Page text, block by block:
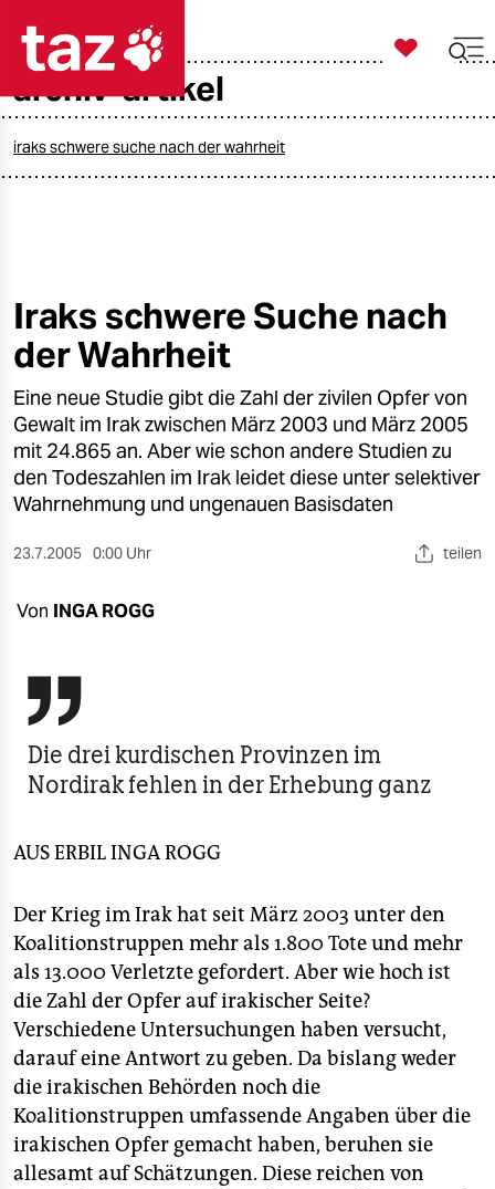
taz zahl ich
öko
gesellschaft
kultur
sport
berlin
nord
wahrheit
shop
unterstützen
abo
genossenschaft
epaper login

taz zahl ich
archiv-artikel
iraks schwere suche nach der wahrheit
Iraks schwere Suche nach
der Wahrheit
Eine neue Studie gibt die Zahl der zivilen Opfer von
Gewalt im Irak zwischen März 2003 und März 2005
mit 24.865 an. Aber wie schon andere Studien zu
den Todeszahlen im Irak leidet diese unter selektiver
Wahrnehmung und ungenauen Basisdaten
23.7.2005 0:00 Uhr teilen
Von INGA ROGG

Die drei kurdischen Provinzen im
Nordirak fehlen in der Erhebung ganz
AUS ERBILINGA ROGG
Der Krieg im Irak hat seit März 2003 unter den
Koalitionstruppen mehr als 1.800 Tote und mehr
als 13.000 Verletzte gefordert. Aber wie hoch ist
die Zahl der Opfer auf irakischer Seite?
Verschiedene Untersuchungen haben versucht,
darauf eine Antwort zu geben. Da bislang weder
die irakischen Behörden noch die
Koalitionstruppen umfassende Angaben über die
irakischen Opfer gemacht haben, beruhen sie
allesamt auf Schätzungen. Diese reichen von